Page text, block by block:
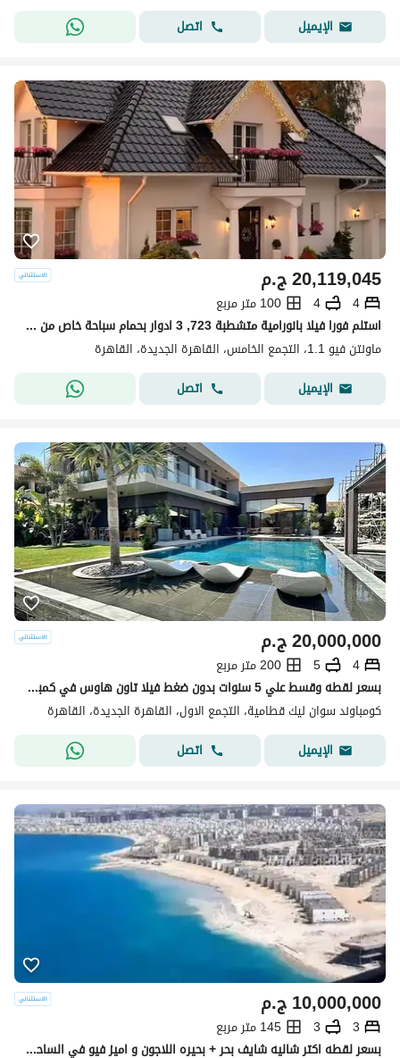
الإيميل
اتصل
ج.م20,119,045
4
4
100 متر مربع
استلم فورا فيلا بانورامية متشطبة 723, 3 ادوار بحمام سباحة خاص من Mountain View التجمع بجوار AUC و الرحاب و Point 90 mall
ماونتن فيو 1.1، التجمع الخامس، القاهرة الجديدة، القاهرة
الإيميل
اتصل
ج.م20,000,000
4
5
200 متر مربع
بسعر لقطه وقسط علي 5 سنوات بدون ضغط فيلا تاون هاوس في كمبوند جاهز للمعاينه باميز سعر ولوكيشن وفيو وخصوصيه كامله 100% دقايق الي Haptow- L'Avenir-مدينتي
كومباوند سوان ليك قطامية، التجمع الاول، القاهرة الجديدة، القاهرة
الإيميل
اتصل
ج.م10,000,000
3
3
145 متر مربع
بسعر لقطه اكتر شاليه شايف بحر + بحيره اللاجون و اميز فيو في الساحل صف اول تشطيب luxury وامكانيه التقسيط حتي اكبر عدد سنوات Mazarine دقايق مارينا8